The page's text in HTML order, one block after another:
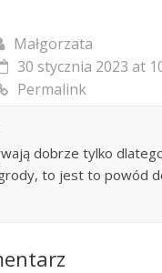
Małgorzata
30 stycznia 2023 at
Permalink
dobrze tylko
to jest to powód